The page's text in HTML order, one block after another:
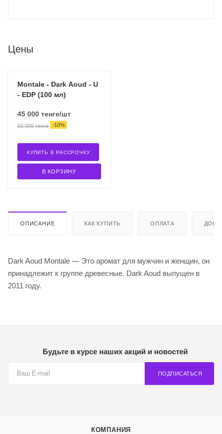
Цены
Montale - Dark Aoud - U
- EDP (100 мл)
45 000 тенге/шт
50 000тенге -10%
В КОРЗИНУ
КУПИТЬ В РАССРОЧКУ
ОПИСАНИЕ КАК КУПИТЬ ОПЛАТА
Dark Aoud Montale — Это аромат для мужчин и женщин, он
принадлежит к группе древесные. Dark Aoud выпущен в
2011 году.
Будьте в курсе наших акций и новостей
ПОДПИСАТЬСЯ
КОМПАНИЯ